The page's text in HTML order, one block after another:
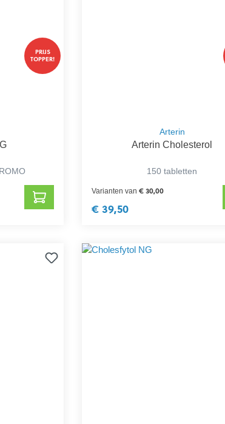
PRIJS
TOPPER!
Arterin
Arterin Cholesterol
150 tabletten
Varianten van€ 30,00
€ 39,50